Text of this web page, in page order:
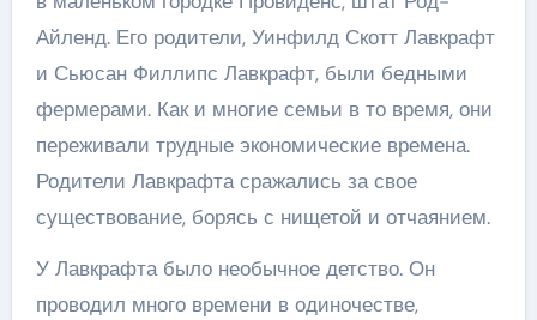
Айленд. Его родители, Уинфилд Скотт Лавкрафт
и Сьюсан Филлипс Лавкрафт, были бедными
фермерами. Как и многие семьи в то время, они
переживали трудные экономические времена.
Родители Лавкрафта сражались за свое
существование, борясь с нищетой и отчаянием.
У Лавкрафта было необычное детство. Он
проводил много времени в одиночестве,